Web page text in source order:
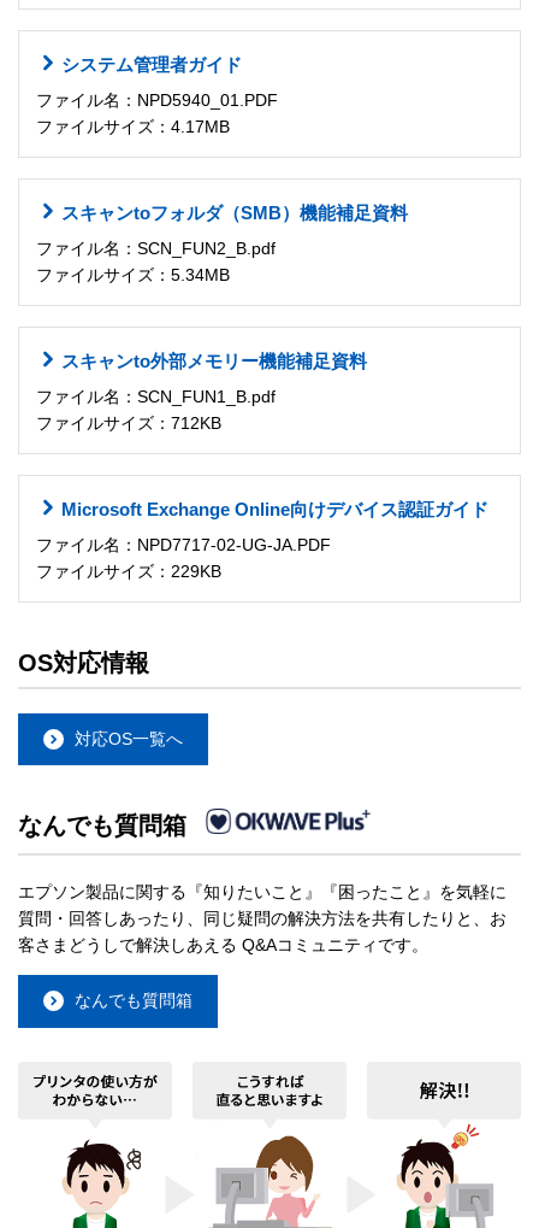
システム管理者ガイド
ファイル名：NPD5940_01.PDF
ファイルサイズ：4.17MB
スキャンtoフォルダ（SMB）機能補足資料
ファイル名：SCN_FUN2_B.pdf
ファイルサイズ：5.34MB
スキャンto外部メモリー機能補足資料
ファイル名：SCN_FUN1_B.pdf
ファイルサイズ：712KB
Microsoft Exchange Online向けデバイス認証ガイド
ファイル名：NPD7717-02-UG-JA.PDF
ファイルサイズ：229KB
OS対応情報
対応OS一覧へ
なんでも質問箱
エプソン製品に関する『知りたいこと』『困ったこと』を気軽に
質問・回答しあったり、同じ疑問の解決方法を共有したりと、お
客さまどうしで解決しあえる Q&Aコミュニティです。
なんでも質問箱